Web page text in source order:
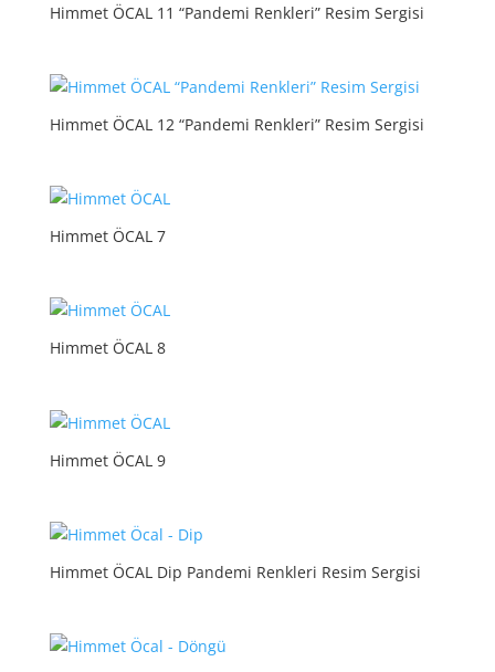
Himmet ÖCAL 11 “Pandemi Renkleri” Resim Sergisi
Himmet ÖCAL 12 “Pandemi Renkleri” Resim Sergisi
Himmet ÖCAL 7
Himmet ÖCAL 8
Himmet ÖCAL 9
Himmet ÖCAL Dip Pandemi Renkleri Resim Sergisi